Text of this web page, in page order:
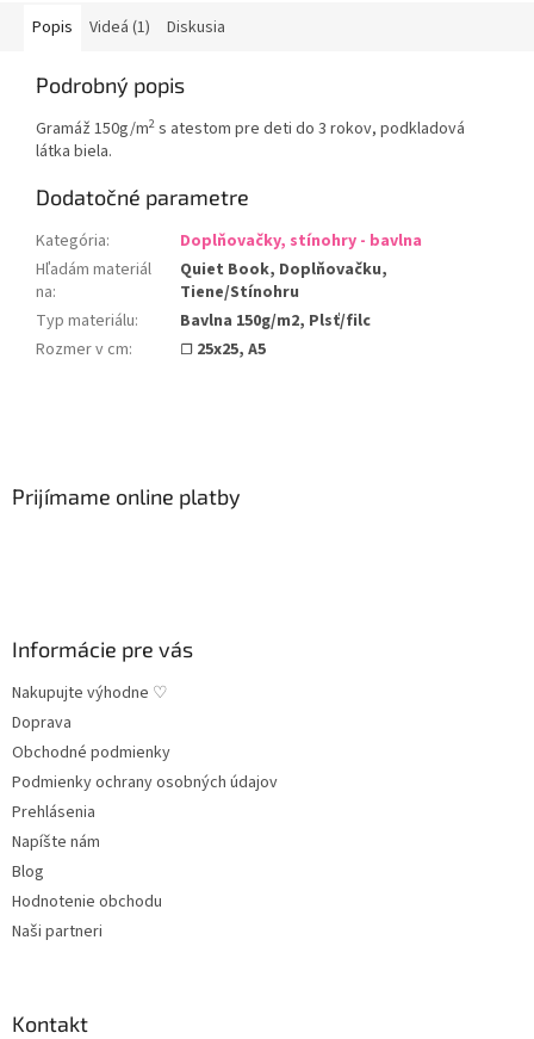
Popis Videá (1) Diskusia
Podrobný popis
Gramáž 150g/m2 s atestom pre deti do 3 rokov, podkladová
látka biela.
Dodatočné parametre
Kategória:
Doplňovačky, stínohry - bavlna
Hľadám materiál
na:
Quiet Book, Doplňovačku,
Tiene/Stínohru
Typ materiálu:
Bavlna 150g/m2, Plsť/filc
Rozmer v cm: ☐ 25x25, A5
Prijímame online platby
Informácie pre vás
Nakupujte výhodne ♡
Doprava
Obchodné podmienky
Podmienky ochrany osobných údajov
Prehlásenia
Napíšte nám
Blog
Hodnotenie obchodu
Naši partneri
Kontakt